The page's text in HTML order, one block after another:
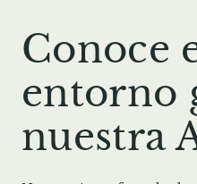
Conoce
entorno
nuestra